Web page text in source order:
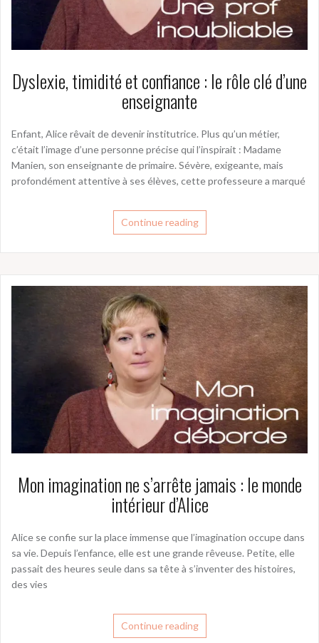
Dyslexie, timidité et confiance : le rôle clé d’une
enseignante
Enfant, Alice rêvait de devenir institutrice. Plus qu’un métier,
c’était l’image d’une personne précise qui l’inspirait : Madame
Manien, son enseignante de primaire. Sévère, exigeante, mais
profondément attentive à ses élèves, cette professeure a marqué
Continue reading
Mon imagination ne s’arrête jamais : le monde
intérieur d’Alice
Alice se confie sur la place immense que l’imagination occupe dans
sa vie. Depuis l’enfance, elle est une grande rêveuse. Petite, elle
passait des heures seule dans sa tête à s’inventer des histoires,
des vies
Continue reading